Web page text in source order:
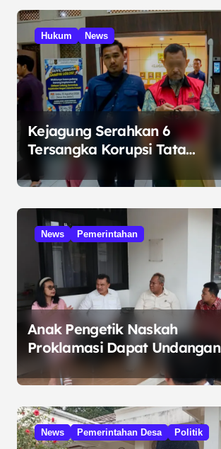
Hukum News
Kejagung Serahkan 6
Tersangka Korupsi Tata
Kelola Minyak ke Penuntut
Umum
News Pemerintahan
Anak Pengetik Naskah
Proklamasi Dapat Undangan
HUT RI dari Presiden
Prabowo
News Pemerintahan Desa Politik